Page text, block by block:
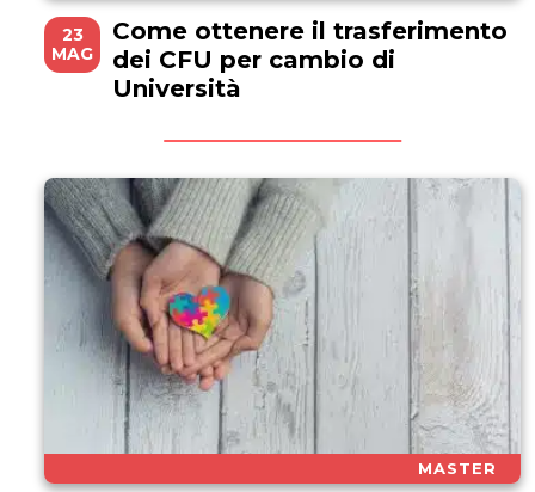
23
MAG
Come ottenere il trasferimento
dei CFU per cambio di
Università
MASTER